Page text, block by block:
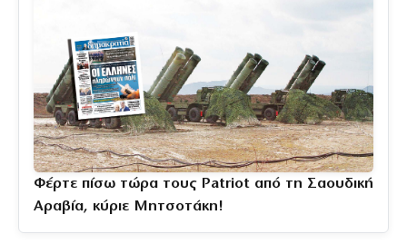
Φέρτε πίσω τώρα τους Patriot από τη Σαουδική
Αραβία, κύριε Μητσοτάκη!